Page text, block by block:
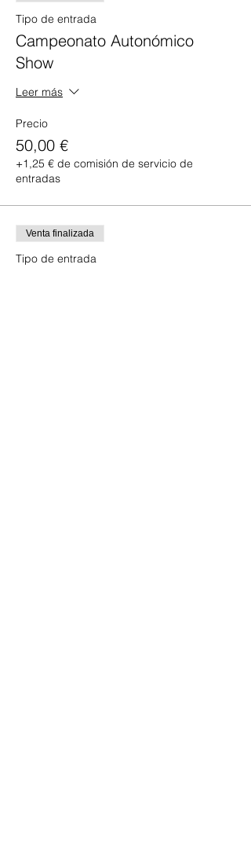
Tipo de entrada
Campeonato Autonómico
Show
Leer más
Precio
50,00 €
+1,25 € de comisión de servicio de
entradas
Venta finalizada
Tipo de entrada